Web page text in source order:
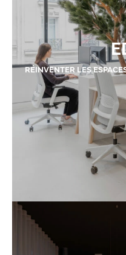
RÉINVENTER LES